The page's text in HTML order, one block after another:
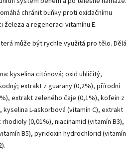
chránit buňky proti oxidačnímu
a regeneraci vitamínu E.
může být rychle využitá pro tělo. Dělá
kyselina citónová; oxid uhličitý,
extrakt z guarany (0,2%), přírodní
extrakt zeleného čaje (0,1%), kofein z
L-askorbová (vitamín C), extrakt
(0,01%), niacinamid (vitamín B3),
B5), pyridoxin hydrochlorid (vitamín